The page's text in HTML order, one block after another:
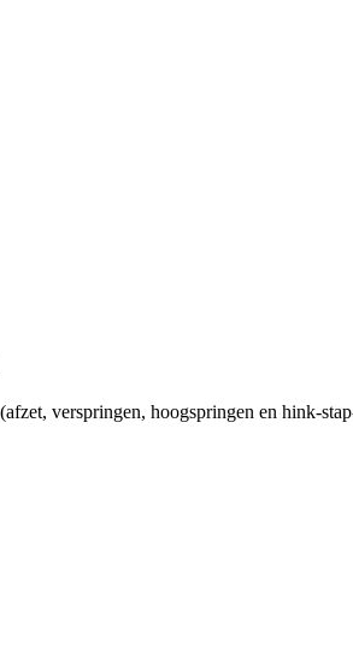
verspringen, hoogspringen en hink-